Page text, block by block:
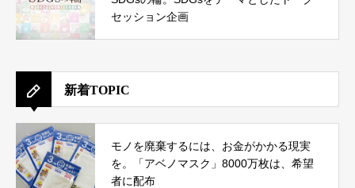
セッション企画
新着TOPIC
モノを廃棄するには、お金がかかる現実
を。「アベノマスク」8000万枚は、希望
者に配布